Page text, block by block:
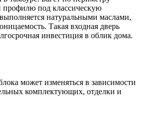
профилю под классическую
натуральными маслами,
Такая входная дверь
инвестиция в облик дома.
может изменяться в зависимости
комплектующих, отделки и